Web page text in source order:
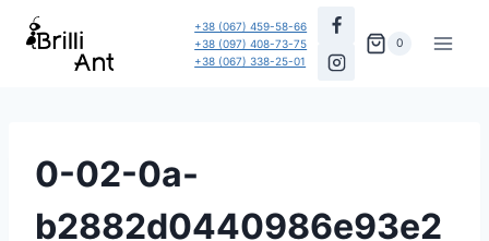
Перейти
+38 (067) 459-58-66
+38 (097) 408-73-75
+38 (067) 338-25-01
0
0-02-0a-
b2882d0440986e93e2